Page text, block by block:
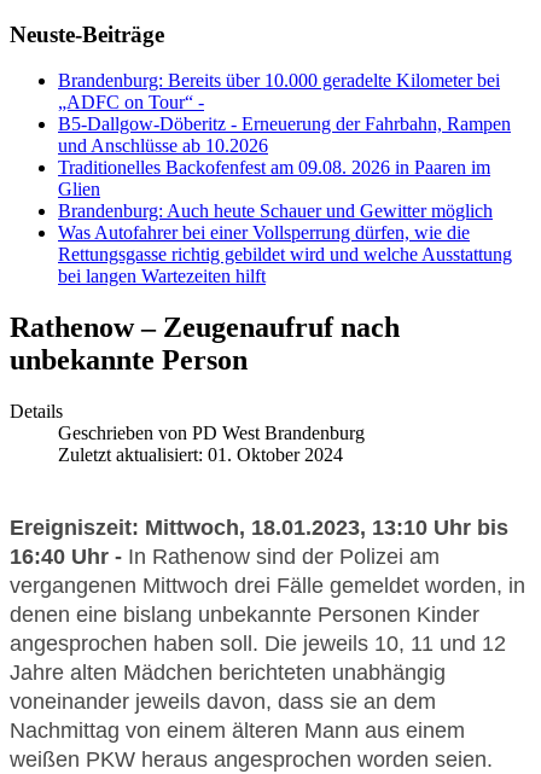
Neuste-Beiträge
Brandenburg: Bereits über 10.000 geradelte Kilometer bei
„ADFC on Tour“ -
B5-Dallgow-Döberitz - Erneuerung der Fahrbahn, Rampen
und Anschlüsse ab 10.2026
Traditionelles Backofenfest am 09.08. 2026 in Paaren im
Glien
Brandenburg: Auch heute Schauer und Gewitter möglich
Was Autofahrer bei einer Vollsperrung dürfen, wie die
Rettungsgasse richtig gebildet wird und welche Ausstattung
bei langen Wartezeiten hilft
Rathenow – Zeugenaufruf nach
unbekannte Person
Details
Geschrieben von PD West Brandenburg
Zuletzt aktualisiert: 01. Oktober 2024
Ereigniszeit: Mittwoch, 18.01.2023, 13:10 Uhr bis
16:40 Uhr - In Rathenow sind der Polizei am
vergangenen Mittwoch drei Fälle gemeldet worden, in
denen eine bislang unbekannte Personen Kinder
angesprochen haben soll. Die jeweils 10, 11 und 12
Jahre alten Mädchen berichteten unabhängig
voneinander jeweils davon, dass sie an dem
Nachmittag von einem älteren Mann aus einem
weißen PKW heraus angesprochen worden seien.